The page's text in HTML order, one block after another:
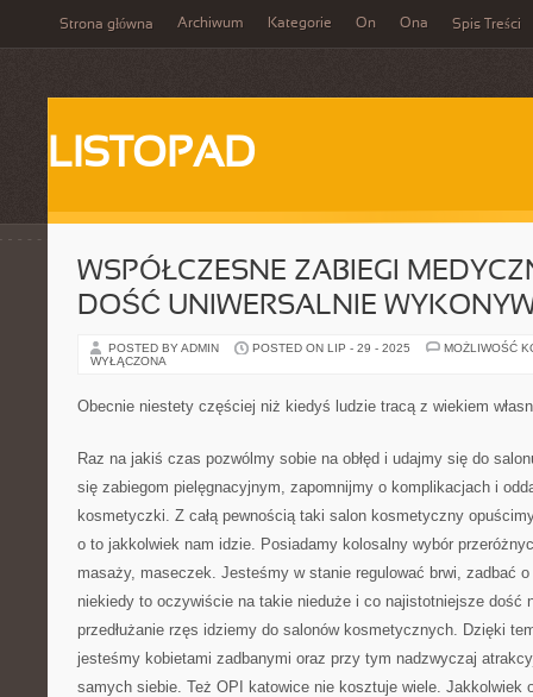
Strona główna Archiwum Kategorie On Ona Spis Treści
LISTOPAD
WSPÓŁCZESNE ZABIEGI
DOŚĆ UNIWERSALNIE
POSTED BY ADMIN POSTED ON LIP - 29 - 2025
MOŻLIWOŚĆ
WYŁĄCZONA
Obecnie niestety częściej niż kiedyś ludzie tracą z wiekiem
Raz na jakiś czas pozwólmy sobie na obłęd i udajmy się do
się zabiegom pielęgnacyjnym, zapomnijmy o komplikacjach i
kosmetyczki. Z całą pewnością taki salon kosmetyczny
o to jakkolwiek nam idzie. Posiadamy kolosalny wybór
masaży, maseczek. Jesteśmy w stanie regulować brwi, zadbać o
niekiedy to oczywiście na takie nieduże i co najistotniejsze dość
przedłużanie rzęs idziemy do salonów kosmetycznych. Dzięki
jesteśmy kobietami zadbanymi oraz przy tym nadzwyczaj
samych siebie. Też OPI katowice nie kosztuje wiele. Jakkolwiek